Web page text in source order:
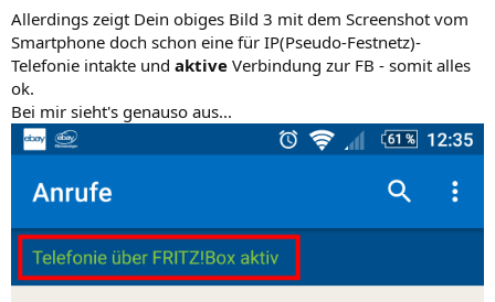
m
e
m
e
Allerdings zeigt Dein obiges Bild 3 mit dem Screenshot vom
Smartphone doch schon eine für IP(Pseudo-Festnetz)-
Telefonie intakte und aktive Verbindung zur FB - somit alles
ok.
Bei mir sieht's genauso aus...